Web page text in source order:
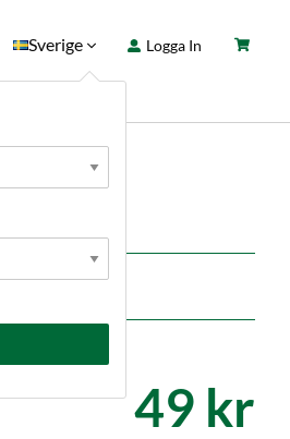
Sverige Logga In
3/8".
49 kr